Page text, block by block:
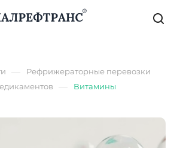
— Рефрижераторные перевозки
— Витамины